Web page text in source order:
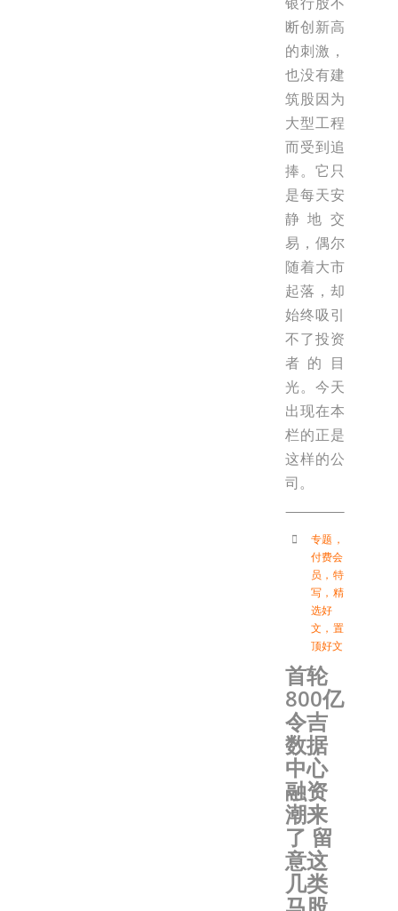
断创新高
的刺激，
也没有建
筑股因为
大型工程
而受到追
捧。它只
是每天安
静地交
易，偶尔
随着大市
起落，却
始终吸引
不了投资
者的目
光。今天
出现在本
栏的正是
这样的公
司。
专题 ，
付费会
员 ， 特
写 ， 精
选好
文 ， 置
顶好文
首轮
800亿
令吉
数据
中心
融资
潮来
了 留
意这
几类